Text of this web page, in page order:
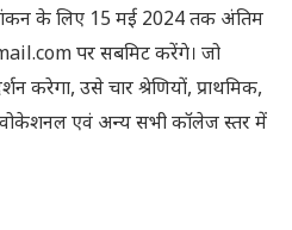
के लिए 15 मई 2024 तक अंतिम
पर सबमिट करेंगे। जो
करेगा, उसे चार श्रेणियों, प्राथमिक,
वोकेशनल एवं अन्य सभी कॉलेज स्तर में